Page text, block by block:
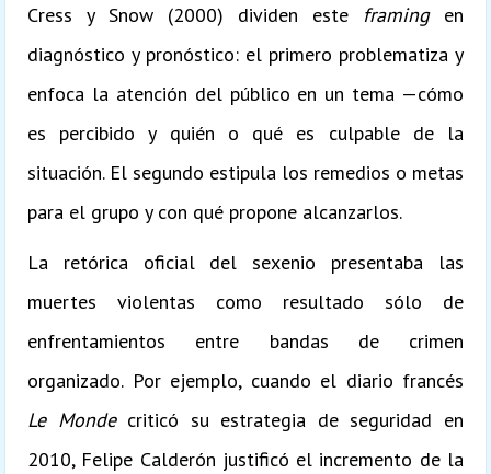
Cress y Snow (2000) dividen este framingen
diagnóstico y pronóstico: el primero problematiza y
enfoca la atención del público en un tema —cómo
es percibido y quién o qué es culpable de la
situación. El segundo estipula los remedios o metas
para el grupo y con qué propone alcanzarlos.
La retórica oficial del sexenio presentaba las
muertes violentas como resultado sólo de
enfrentamientos entre bandas de crimen
organizado. Por ejemplo, cuando el diario francés
Le Monde criticó su estrategia de seguridad en
2010, Felipe Calderón justificó el incremento de la